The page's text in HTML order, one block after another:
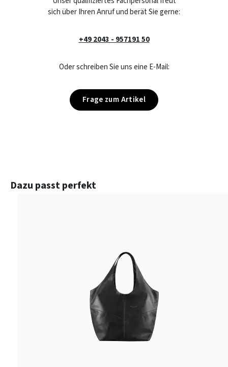
sich über Ihren Anruf und berät Sie gerne:
+49 2043 - 957191 50
Oder schreiben Sie uns eine E-Mail:
Frage zum Artikel
Produktgalerie überspringen
Dazu passt perfekt